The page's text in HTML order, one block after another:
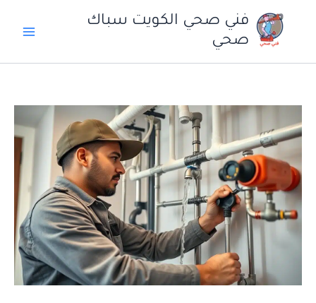
فني صحي الكويت سباك
صحي